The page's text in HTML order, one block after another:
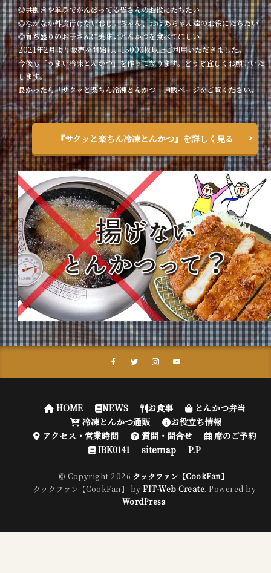
◎共働きや単身でがんばってる皆さんのお役にたちたい
◎なかなか外食行けないおじいちゃん、おばあちゃん達のお役にたちたい
◎育ち盛りのお子さんに美味いとんかつを食べてほしい
2021年2月より販売を開始し、15000枚以上ご利用いただきました。
今後も「うまい冷凍とんかつ」を作って参ります。どうぞ宜しくお願いいた
します。
良かったら「サクッと楽ちん冷凍とんかつ」通販ページをご覧ください。
『サクッと楽ちん冷凍とんかつ』を詳しく見る
HOME NEWS お食事
とんかつ弁当
冷凍とんかつ通販
お役立ち情報
アクセス・営業時間
質問・問合せ
席のご予約
IBK0141
sitemap P.P
© Copyright 2026 クックファン【CookFan】 .
クックファン【CookFan】 byFIT-Web Create. Powered by
WordPress.